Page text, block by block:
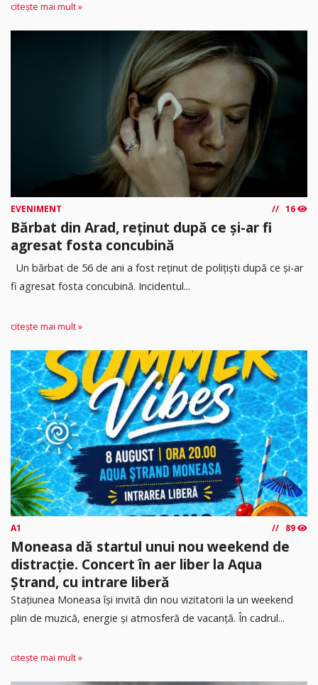
citește mai mult »
EVENIMENT 16
Bărbat din Arad, reținut după ce și-ar fi
agresat fosta concubină
Un bărbat de 56 de ani a fost reținut de polițiști după ce și-ar
fi agresat fosta concubină. Incidentul...
citește mai mult »
A1 89
Moneasa dă startul unui nou weekend de
distracție. Concert în aer liber la Aqua
Ștrand, cu intrare liberă
Stațiunea Moneasa își invită din nou vizitatorii la un weekend
plin de muzică, energie și atmosferă de vacanță. În cadrul...
citește mai mult »